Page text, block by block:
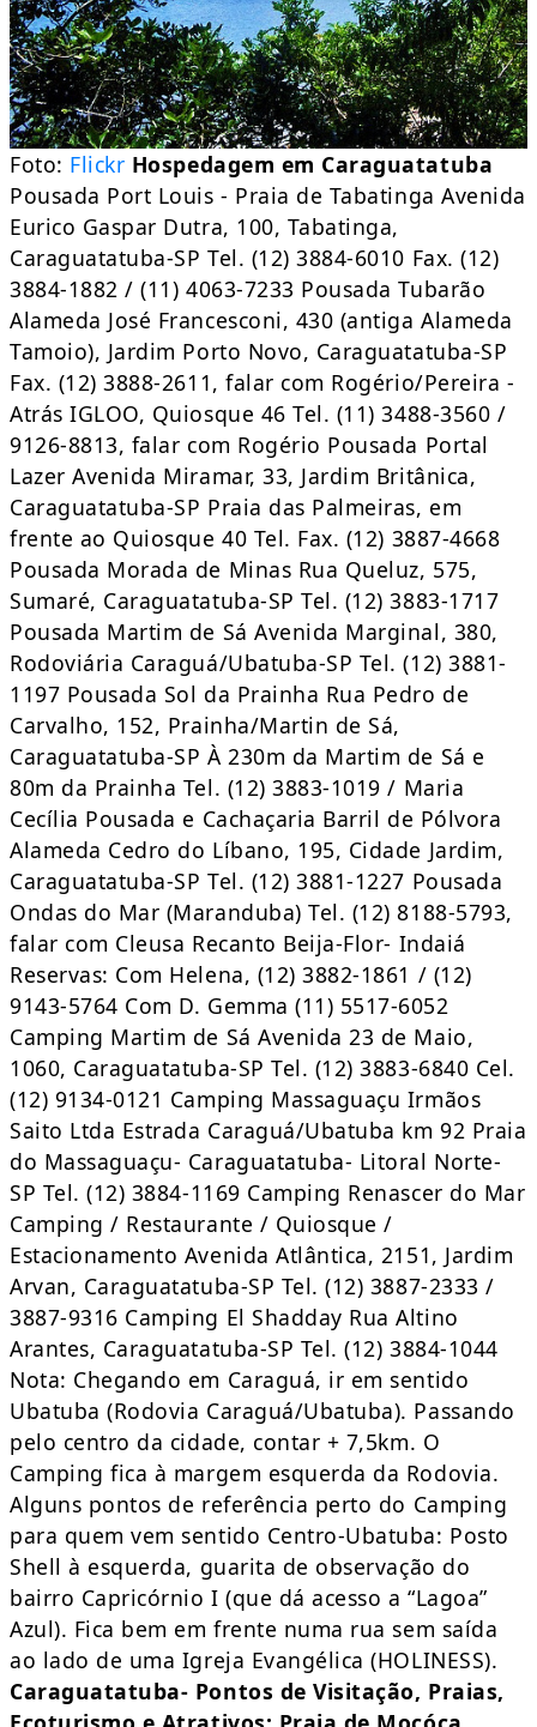
Foto: Flickr Hospedagem em Caraguatatuba
Pousada Port Louis - Praia de Tabatinga Avenida
Eurico Gaspar Dutra, 100, Tabatinga,
Caraguatatuba-SP Tel. (12) 3884-6010 Fax. (12)
3884-1882 / (11) 4063-7233 Pousada Tubarão
Alameda José Francesconi, 430 (antiga Alameda
Tamoio), Jardim Porto Novo, Caraguatatuba-SP
Fax. (12) 3888-2611, falar com Rogério/Pereira -
Atrás IGLOO, Quiosque 46 Tel. (11) 3488-3560 /
9126-8813, falar com Rogério Pousada Portal
Lazer Avenida Miramar, 33, Jardim Britânica,
Caraguatatuba-SP Praia das Palmeiras, em
frente ao Quiosque 40 Tel. Fax. (12) 3887-4668
Pousada Morada de Minas Rua Queluz, 575,
Sumaré, Caraguatatuba-SP Tel. (12) 3883-1717
Pousada Martim de Sá Avenida Marginal, 380,
Rodoviária Caraguá/Ubatuba-SP Tel. (12) 3881-
1197 Pousada Sol da Prainha Rua Pedro de
Carvalho, 152, Prainha/Martin de Sá,
Caraguatatuba-SP À 230m da Martim de Sá e
80m da Prainha Tel. (12) 3883-1019 / Maria
Cecília Pousada e Cachaçaria Barril de Pólvora
Alameda Cedro do Líbano, 195, Cidade Jardim,
Caraguatatuba-SP Tel. (12) 3881-1227 Pousada
Ondas do Mar (Maranduba) Tel. (12) 8188-5793,
falar com Cleusa Recanto Beija-Flor- Indaiá
Reservas: Com Helena, (12) 3882-1861 / (12)
9143-5764 Com D. Gemma (11) 5517-6052
Camping Martim de Sá Avenida 23 de Maio,
1060, Caraguatatuba-SP Tel. (12) 3883-6840 Cel.
(12) 9134-0121 Camping Massaguaçu Irmãos
Saito Ltda Estrada Caraguá/Ubatuba km 92 Praia
do Massaguaçu- Caraguatatuba- Litoral Norte-
SP Tel. (12) 3884-1169 Camping Renascer do Mar
Camping / Restaurante / Quiosque /
Estacionamento Avenida Atlântica, 2151, Jardim
Arvan, Caraguatatuba-SP Tel. (12) 3887-2333 /
3887-9316 Camping El Shadday Rua Altino
Arantes, Caraguatatuba-SP Tel. (12) 3884-1044
Nota: Chegando em Caraguá, ir em sentido
Ubatuba (Rodovia Caraguá/Ubatuba). Passando
pelo centro da cidade, contar + 7,5km. O
Camping fica à margem esquerda da Rodovia.
Alguns pontos de referência perto do Camping
para quem vem sentido Centro-Ubatuba: Posto
Shell à esquerda, guarita de observação do
bairro Capricórnio I (que dá acesso a “Lagoa”
Azul). Fica bem em frente numa rua sem saída
ao lado de uma Igreja Evangélica (HOLINESS).
Caraguatatuba- Pontos de Visitação, Praias,